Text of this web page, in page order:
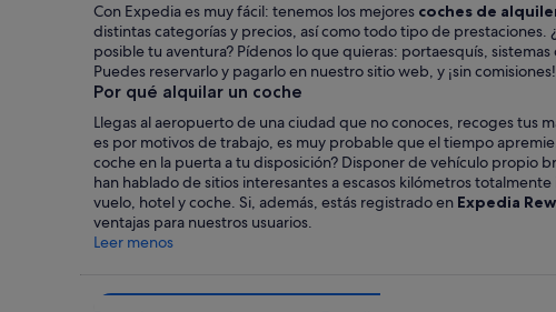
Con Expedia es muy fácil: tenemos los mejores coches de
distintas categorías y precios, así como todo tipo de prestaciones.
posible tu aventura? Pídenos lo que quieras: portaesquís,
Puedes reservarlo y pagarlo en nuestro sitio web, y ¡sin comisiones!
Por qué alquilar un coche
Llegas al aeropuerto de una ciudad que no conoces, recoges tus
es por motivos de trabajo, es muy probable que el tiempo
coche en la puerta a tu disposición? Disponer de vehículo propio
han hablado de sitios interesantes a escasos kilómetros
vuelo, hotel y coche. Si, además, estás registrado en Expedia
ventajas para nuestros usuarios.
Leer menos